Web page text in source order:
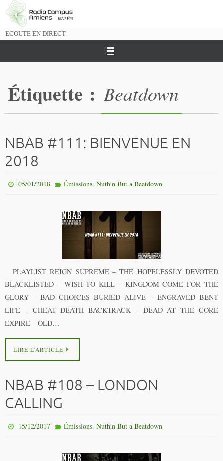
Passer
vers
ECOUTE EN DIRECT
Étiquette : Beatdown
NBAB #111: BIENVENUE EN
2018
05/01/2018 Émissions, Nuthin But a Beatdown
PLAYLIST REIGN SUPREME – THE HOPELESSLY DEVOTED
BLACKLISTED – WISH TO KILL – KINGDOM COME FOR THE
GLORY – BAD CHOICES BURIED ALIVE – ENGRAVED BENT
LIFE – CHEAT DEATH BACKTRACK – DEAD AT THE CORE
EXPIRE – OLD…
LIRE L’ARTICLE
NBAB #108 – LONDON
CALLING
15/12/2017 Émissions, Nuthin But a Beatdown